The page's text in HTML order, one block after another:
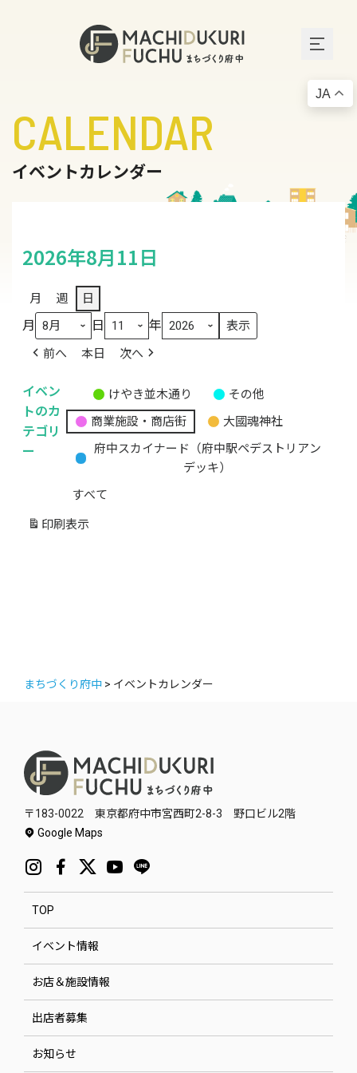
CALENDAR
イベントカレンダー
2026年8月11日
月 週 日
月 日 年
前へ 本日 次へ
イベン
トのカ
テゴリ
ー
題
カ
ゴ
リ
けやき並木通り
その他
商業施設・商店街
大國魂神社
府中スカイナード（府中駅ペデストリアン
デッキ）
すべて
印刷 表示
まちづくり府中 > イベントカレンダー
〒183-0022 東京都府中市宮西町2-8-3 野口ビル2階
Google Maps
TOP
イベント情報
お店＆施設情報
出店者募集
お知らせ
JA